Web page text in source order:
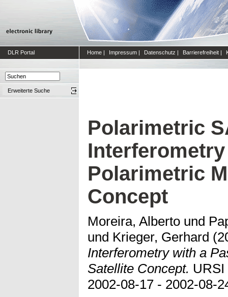
DLR Portal Home | Impressum | Datenschutz | Barrierefreiheit |
Erweiterte Suche
Polarimetric
Polarimetric
Concept
Moreira, Alberto und
und Krieger, Gerhard
Interferometry with a
Satellite Concept. URSI
2002-08-17 - 2002-08-